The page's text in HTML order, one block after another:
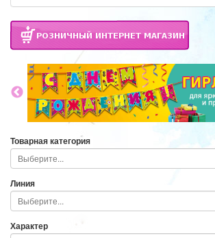
Товарная категория
Линия
Характер